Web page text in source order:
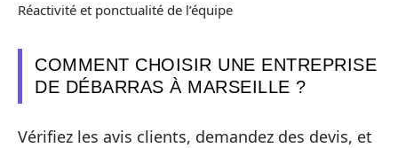
Réactivité et ponctualité de l’équipe
COMMENT CHOISIR UNE ENTREPRISE
DE DÉBARRAS À MARSEILLE ?
Vérifiez les avis clients, demandez des devis, et